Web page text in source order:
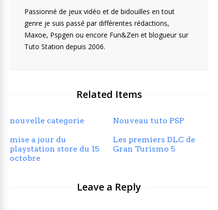
Passionné de jeux vidéo et de bidouilles en tout
genre je suis passé par différentes rédactions,
Maxoe, Pspgen ou encore Fun&Zen et blogueur sur
Tuto Station depuis 2006.
Related Items
nouvelle categorie Nouveau tuto PSP
mise a jour du
playstation store du 15
octobre
Les premiers DLC de
Gran Turismo 5
Leave a Reply